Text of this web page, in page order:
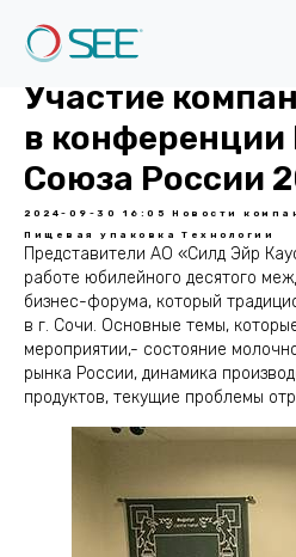
Участие
в конференции
Союза России
2024-09-30 16:05 Новости
Пищевая упаковка
Технологии
Представители АО «Силд Эйр
работе юбилейного десятого
бизнес-форума, который
в г. Сочи. Основные темы,
мероприятии,- состояние
рынка России, динамика
продуктов, текущие проблемы